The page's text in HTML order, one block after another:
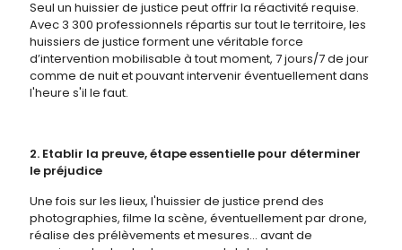
Seul un huissier de justice peut offrir la réactivité requise.
Avec 3 300 professionnels répartis sur tout le territoire, les
huissiers de justice forment une véritable force
d’intervention mobilisable à tout moment, 7 jours/7 de jour
comme de nuit et pouvant intervenir éventuellement dans
l'heure s'il le faut.
2. Etablir la preuve, étape essentielle pour déterminer
le préjudice
Une fois sur les lieux, l'huissier de justice prend des
photographies, filme la scène, éventuellement par drone,
réalise des prélèvements et mesures... avant de